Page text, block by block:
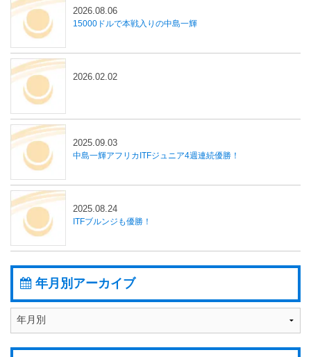
15000ドルで本戦入りの中島一輝
2026.08.06
2026.02.02
中島一輝アフリカITFジュニア4週連続優勝！
2025.09.03
ITFブルンジも優勝！
2025.08.24
年月別アーカイブ